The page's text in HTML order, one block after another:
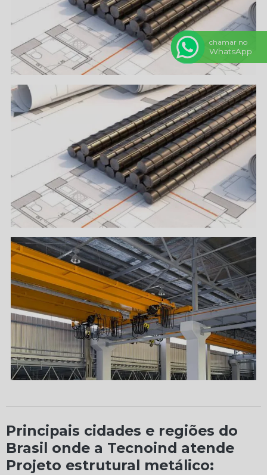
Principais cidades e regiões do
Brasil onde a Tecnoind atende
Projeto estrutural metálico:
chamar no
WhatsApp